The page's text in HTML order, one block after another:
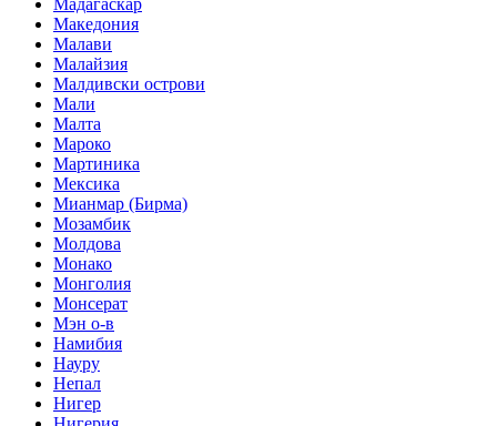
Македония
Малави
Малайзия
Малдивски острови
Мали
Малта
Мароко
Мартиника
Мексика
Мианмар (Бирма)
Мозамбик
Молдова
Монако
Монголия
Монсерат
Мэн о-в
Намибия
Науру
Непал
Нигер